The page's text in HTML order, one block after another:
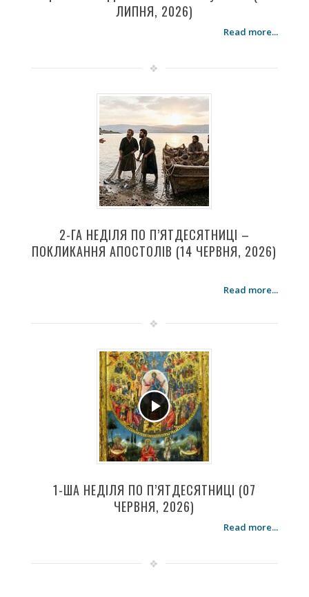
ЛИПНЯ, 2026)
Read more...
2-ГА НЕДІЛЯ ПО П’ЯТДЕСЯТНИЦІ –
ПОКЛИКАННЯ АПОСТОЛІВ (14 ЧЕРВНЯ, 2026)
Read more...
1-ША НЕДІЛЯ ПО П’ЯТДЕСЯТНИЦІ (07
ЧЕРВНЯ, 2026)
Read more...